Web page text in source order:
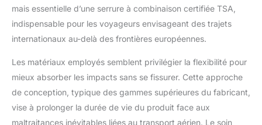
mais essentielle d’une serrure à combinaison certifiée TSA,
indispensable pour les voyageurs envisageant des trajets
internationaux au-delà des frontières européennes.
Les matériaux employés semblent privilégier la flexibilité pour
mieux absorber les impacts sans se fissurer. Cette approche
de conception, typique des gammes supérieures du fabricant,
vise à prolonger la durée de vie du produit face aux
maltraitances inévitables liées au transport aérien. Le soin